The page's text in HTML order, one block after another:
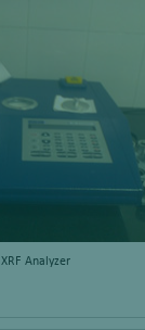
XRF Analyzer